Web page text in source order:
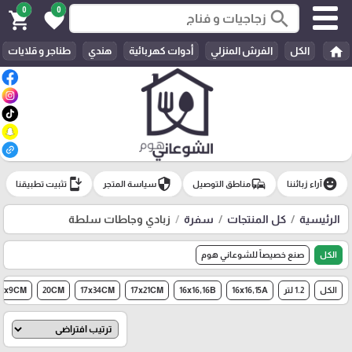
search
0
favorite
0
shopping_cart
home الكل الفرش المنزلي أدوات كهربائية هندي طناجر و قلايات
emoji_emotionsآراء زبائننا commuteمناطق التوصيل securityسياسة المتجر install_mobile تثبيت تطبيقنا
الرئيسية كل المنتجات سفرة زبادي وجاطات سلطة
الكل صنع خصيصاً للشوعاني هوم
الكل 1.2 لتر 16x16,15A
16x16,16B
17x21CM
17x34CM
20CM